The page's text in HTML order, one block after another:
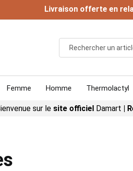
Livraison offerte en
Femme Homme Thermolactyl
sur le site officiel Damart |